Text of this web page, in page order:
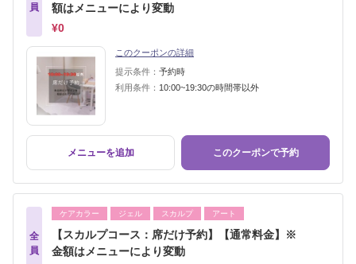
員
額はメニューにより変動
¥0
このクーポンの詳細
提示条件： 予約時
利用条件： 10:00~19:30の時間帯以外
メニューを追加 このクーポンで予約
全
員
ケアカラー ジェル スカルプ アート
【スカルプコース：席だけ予約】【通常料金】※
金額はメニューにより変動